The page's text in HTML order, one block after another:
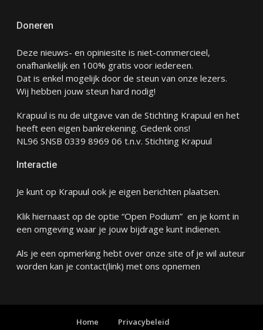
Doneren
Deze nieuws- en opiniesite is niet-commercieel,
onafhankelijk en 100% gratis voor iedereen.
Dat is enkel mogelijk door de steun van onze lezers.
Wij hebben jouw steun hard nodig!
Krapuul is nu de uitgave van de Stichting Krapuul en het
heeft een eigen bankrekening. Gedenk ons!
NL96 SNSB 0339 8969 06 t.n.v. Stichting Krapuul
Interactie
Je kunt op Krapuul ook je eigen berichten plaatsen.
Klik hiernaast op de optie “Open Podium” en je komt in
een omgeving waar je jouw bijdrage kunt indienen.
Als je een opmerking hebt over onze site of je wil auteur
worden kan je contact(link) met ons opnemen
Home Privacybeleid